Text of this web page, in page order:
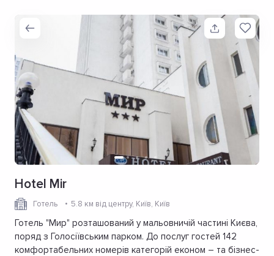
Hotel Mir
Готель 5.8 км від центру, Київ, Київ
Готель "Мир" розташований у мальовничій частині Києва,
поряд з Голосіївським парком. До послуг гостей 142
комфортабельних номерів категорій економ – та бізнес-